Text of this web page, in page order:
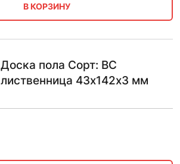
В КОРЗИНУ
Доска пола Сорт: BC
лиственница 43х142х3 мм